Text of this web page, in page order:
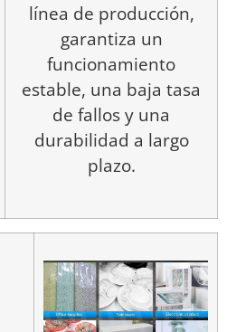
línea de producción,
garantiza un
funcionamiento
estable, una baja tasa
de fallos y una
durabilidad a largo
plazo.